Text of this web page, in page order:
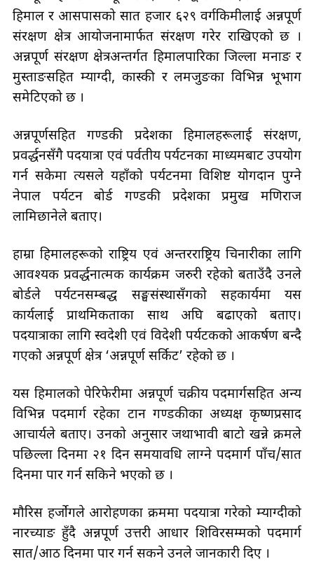
हिमाल र आसपासको सात हजार ६२९ वर्गकिमीलाई अन्नपूर्ण
संरक्षण क्षेत्र आयोजनामार्फत संरक्षण गरेर राखिएको छ ।
अन्नपूर्ण संरक्षण क्षेत्रअन्तर्गत हिमालपारिका जिल्ला मनाङ र
मुस्ताङसहित म्याग्दी, कास्की र लमजुङका विभिन्न भूभाग
समेटिएको छ ।
अन्नपूर्णसहित गण्डकी प्रदेशका हिमालहरूलाई संरक्षण,
प्रवर्द्धनसँगै पदयात्रा एवं पर्वतीय पर्यटनका माध्यमबाट उपयोग
गर्न सकेमा त्यसले यहाँको पर्यटनमा विशिष्ट योगदान पुग्ने
नेपाल पर्यटन बोर्ड गण्डकी प्रदेशका प्रमुख मणिराज
लामिछानेले बताए।
हाम्रा हिमालहरूको राष्ट्रिय एवं अन्तरराष्ट्रिय चिनारीका लागि
आवश्यक प्रवर्द्धनात्मक कार्यक्रम जरुरी रहेको बताउँदै उनले
बोर्डले पर्यटनसम्बद्ध सङ्घसंस्थासँगको सहकार्यमा यस
कार्यलाई प्राथमिकताका साथ अघि बढाएको बताए।
पदयात्राका लागि स्वदेशी एवं विदेशी पर्यटकको आकर्षण बन्दै
गएको अन्नपूर्ण क्षेत्र ‘अन्नपूर्ण सर्किट’ रहेको छ ।
यस हिमालको पेरिफेरीमा अन्नपूर्ण चक्रीय पदमार्गसहित अन्य
विभिन्न पदमार्ग रहेका टान गण्डकीका अध्यक्ष कृष्णप्रसाद
आचार्यले बताए। उनको अनुसार जथाभावी बाटो खन्ने क्रमले
पछिल्ला दिनमा २१ दिन समयावधि लाग्ने पदमार्ग पाँच/सात
दिनमा पार गर्न सकिने भएको छ ।
मौरिस हर्जोगले आरोहणका क्रममा पदयात्रा गरेको म्याग्दीको
नारच्याङ हुँदै अन्नपूर्ण उत्तरी आधार शिविरसम्मको पदमार्ग
सात/आठ दिनमा पार गर्न सकने उनले जानकारी दिए ।